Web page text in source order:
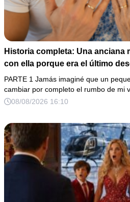
Historia completa: Una anciana
con ella porque era el último
antes de morir. Después de su
puso en mis manos una vieja
había conservado durante años
PARTE 1 Jamás imaginé que un
cambiar por completo el rumbo de mi
08/08/2026 16:10